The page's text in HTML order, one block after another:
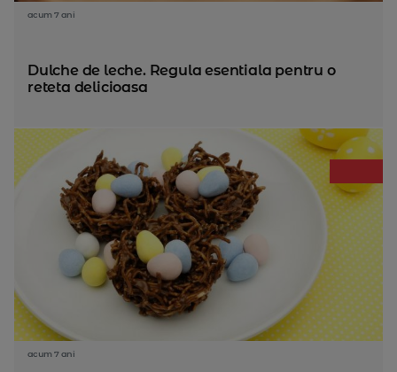
acum 7 ani
Dulche de leche. Regula esentiala pentru o
reteta delicioasa
acum 7 ani